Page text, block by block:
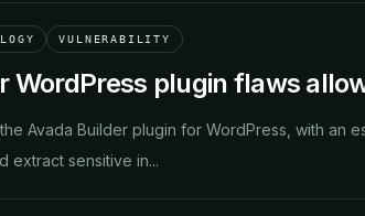
VULNERABILITY
WordPress plugin flaws
Avada Builder plugin for WordPress, with an
extract sensitive in...